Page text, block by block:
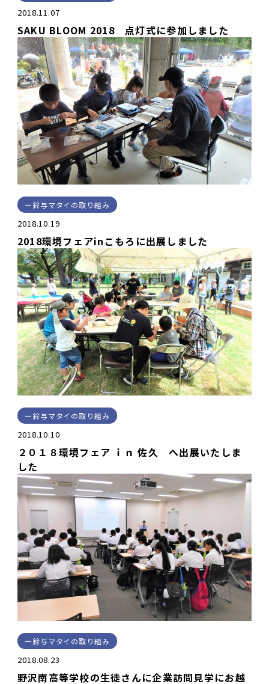
2018.11.07
SAKU BLOOM 2018 点灯式に参加しました
鈴与マタイの取り組み
2018.10.19
2018環境フェアinこもろに出展しました
鈴与マタイの取り組み
2018.10.10
２０１８環境フェア ｉｎ 佐久 へ出展いたしま
した
鈴与マタイの取り組み
2018.08.23
野沢南高等学校の生徒さんに企業訪問見学にお越